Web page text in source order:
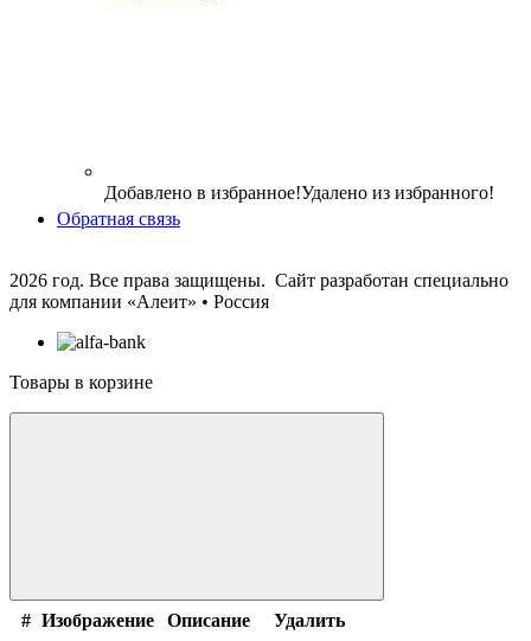
Добавлено в избранное!Удалено из избранного!
Обратная связь
2026 год. Все права защищены. Сайт разработан специально
для компании «Алеит» • Россия
Товары в корзине
# Изображение Описание Удалить